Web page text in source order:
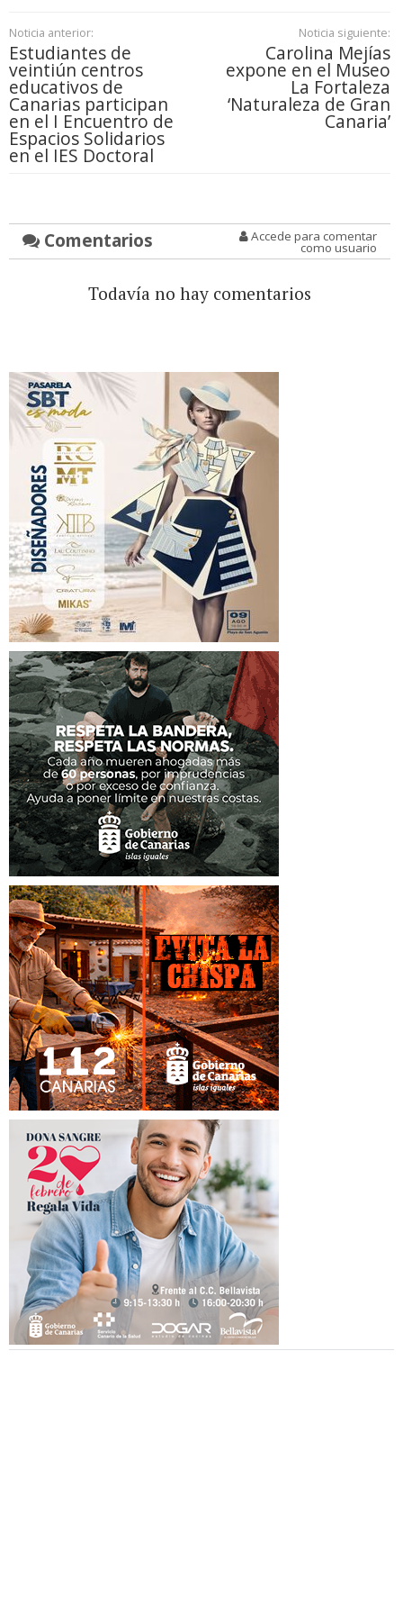
Noticia anterior:
Estudiantes de
veintiún centros
educativos de
Canarias participan
en el I Encuentro de
Espacios Solidarios
en el IES Doctoral
Noticia siguiente:
Carolina Mejías
expone en el Museo
La Fortaleza
‘Naturaleza de Gran
Canaria’
Comentarios Accede para comentar
como usuario
Todavía no hay comentarios